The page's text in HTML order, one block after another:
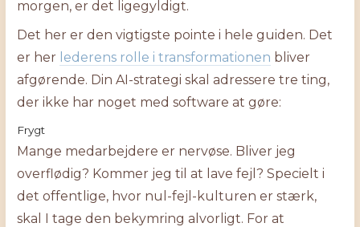
morgen, er det ligegyldigt.
Det her er den vigtigste pointe i hele guiden. Det
er her lederens rolle i transformationen bliver
afgørende. Din AI-strategi skal adressere tre ting,
der ikke har noget med software at gøre:
Frygt
Mange medarbejdere er nervøse. Bliver jeg
overflødig? Kommer jeg til at lave fejl? Specielt i
det offentlige, hvor nul-fejl-kulturen er stærk,
skal I tage den bekymring alvorligt. For at